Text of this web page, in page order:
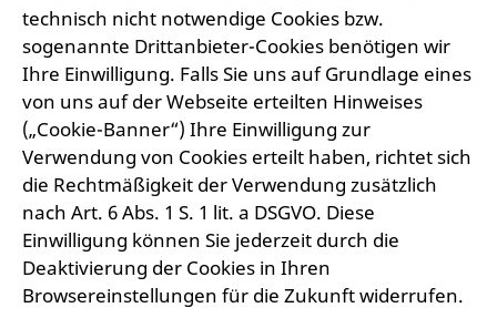
technisch nicht notwendige Cookies bzw.
sogenannte Drittanbieter-Cookies benötigen wir
Ihre Einwilligung. Falls Sie uns auf Grundlage eines
von uns auf der Webseite erteilten Hinweises
(„Cookie-Banner“) Ihre Einwilligung zur
Verwendung von Cookies erteilt haben, richtet sich
die Rechtmäßigkeit der Verwendung zusätzlich
nach Art. 6 Abs. 1 S. 1 lit. a DSGVO. Diese
Einwilligung können Sie jederzeit durch die
Deaktivierung der Cookies in Ihren
Browsereinstellungen für die Zukunft widerrufen.